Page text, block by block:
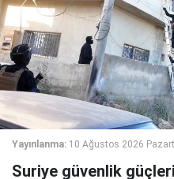
Yayınlanma: 10 Ağustos 2026
Suriye güvenlik